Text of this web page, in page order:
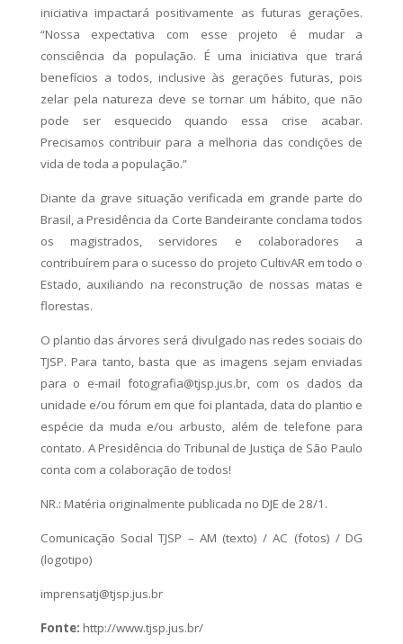
iniciativa impactará positivamente as futuras gerações.
“Nossa expectativa com esse projeto é mudar a
consciência da população. É uma iniciativa que trará
benefícios a todos, inclusive às gerações futuras, pois
zelar pela natureza deve se tornar um hábito, que não
pode ser esquecido quando essa crise acabar.
Precisamos contribuir para a melhoria das condições de
vida de toda a população.”
Diante da grave situação verificada em grande parte do
Brasil, a Presidência da Corte Bandeirante conclama todos
os magistrados, servidores e colaboradores a
contribuírem para o sucesso do projeto CultivAR em todo o
Estado, auxiliando na reconstrução de nossas matas e
florestas.
O plantio das árvores será divulgado nas redes sociais do
TJSP. Para tanto, basta que as imagens sejam enviadas
para o e-mail fotografia@tjsp.jus.br, com os dados da
unidade e/ou fórum em que foi plantada, data do plantio e
espécie da muda e/ou arbusto, além de telefone para
contato. A Presidência do Tribunal de Justiça de São Paulo
conta com a colaboração de todos!
NR.: Matéria originalmente publicada no DJE de 28/1.
Comunicação Social TJSP – AM (texto) / AC (fotos) / DG
(logotipo)
imprensatj@tjsp.jus.br
Fonte: http://www.tjsp.jus.br/